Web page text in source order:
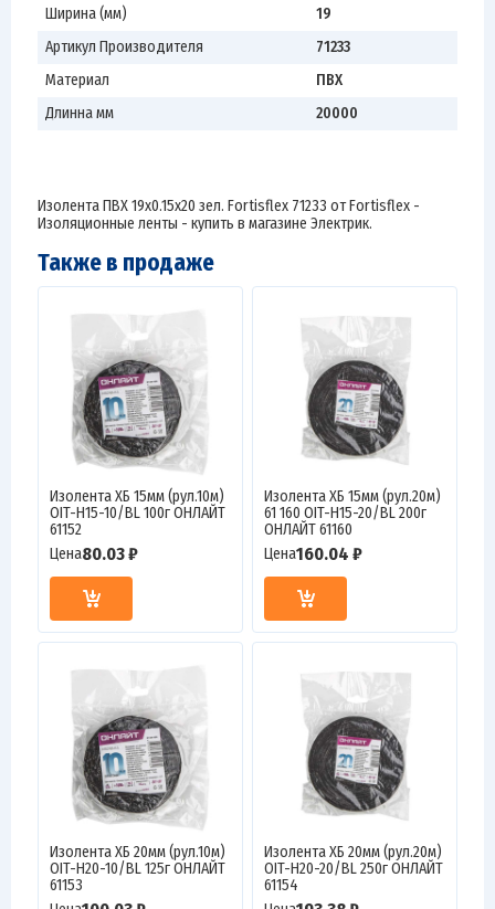
Ширина (мм)
19
Артикул Производителя
71233
Материал
ПВХ
Длинна мм
20000
Изолента ПВХ 19х0.15x20 зел. Fortisflex 71233 от Fortisflex -
Изоляционные ленты - купить в магазине Электрик.
Также в продаже
Изолента ХБ 15мм (рул.10м)
OIT-H15-10/BL 100г ОНЛАЙТ
61152
Цена80.03 ₽
Изолента ХБ 15мм (рул.20м)
61 160 OIT-H15-20/BL 200г
ОНЛАЙТ 61160
Цена160.04 ₽
Изолента ХБ 20мм (рул.10м)
OIT-H20-10/BL 125г ОНЛАЙТ
61153
Изолента ХБ 20мм (рул.20м)
OIT-H20-20/BL 250г ОНЛАЙТ
61154